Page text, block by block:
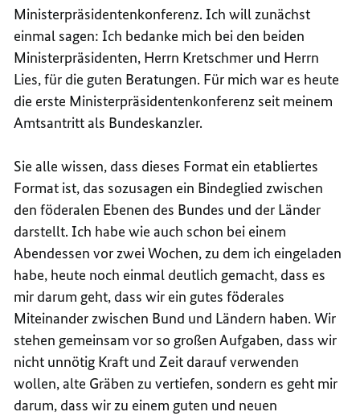
Ministerpräsidentenkonferenz. Ich will zunächst
einmal sagen: Ich bedanke mich bei den beiden
Ministerpräsidenten, Herrn Kretschmer und Herrn
Lies, für die guten Beratungen. Für mich war es heute
die erste Ministerpräsidentenkonferenz seit meinem
Amtsantritt als Bundeskanzler.
Sie alle wissen, dass dieses Format ein etabliertes
Format ist, das sozusagen ein Bindeglied zwischen
den föderalen Ebenen des Bundes und der Länder
darstellt. Ich habe wie auch schon bei einem
Abendessen vor zwei Wochen, zu dem ich eingeladen
habe, heute noch einmal deutlich gemacht, dass es
mir darum geht, dass wir ein gutes föderales
Miteinander zwischen Bund und Ländern haben. Wir
stehen gemeinsam vor so großen Aufgaben, dass wir
nicht unnötig Kraft und Zeit darauf verwenden
wollen, alte Gräben zu vertiefen, sondern es geht mir
darum, dass wir zu einem guten und neuen